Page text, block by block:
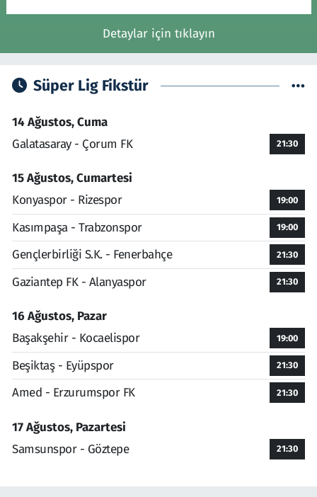
Detaylar için tıklayın
Süper Lig Fikstür
14 Ağustos, Cuma
Galatasaray - Çorum FK
21:30
15 Ağustos, Cumartesi
Konyaspor - Rizespor
19:00
Kasımpaşa - Trabzonspor 19:00
Gençlerbirliği S.K. - Fenerbahçe 21:30
Gaziantep FK - Alanyaspor 21:30
16 Ağustos, Pazar
Başakşehir - Kocaelispor
19:00
Beşiktaş - Eyüpspor 21:30
Amed - Erzurumspor FK 21:30
17 Ağustos, Pazartesi
Samsunspor - Göztepe
21:30